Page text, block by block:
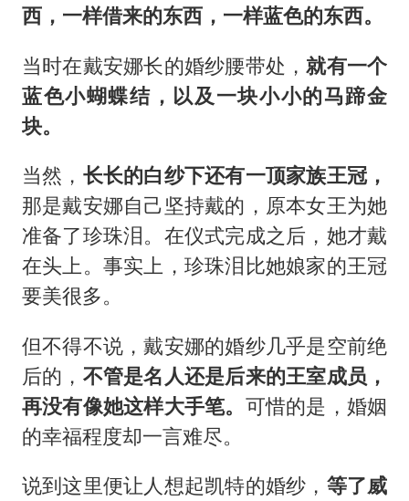
西，一样借来的东西，一样蓝色的东西。
当时在戴安娜长的婚纱腰带处，就有一个
蓝色小蝴蝶结，以及一块小小的马蹄金
块。
当然， 长长的白纱下还有一顶家族王冠，
那是戴安娜自己坚持戴的，原本女王为她
准备了珍珠泪。在仪式完成之后，她才戴
在头上。事实上，珍珠泪比她娘家的王冠
要美很多。
但不得不说，戴安娜的婚纱几乎是空前绝
后的， 不管是名人还是后来的王室成员，
再没有像她这样大手笔。 可惜的是，婚姻
的幸福程度却一言难尽。
说到这里便让人想起凯特的婚纱， 等了威